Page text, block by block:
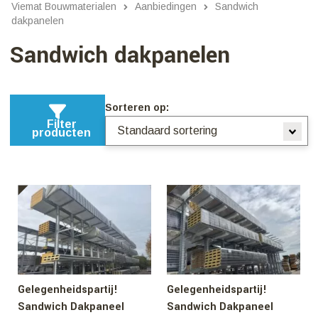
Viemat Bouwmaterialen Aanbiedingen
Sandwich
dakpanelen
Sandwich dakpanelen
Filter
producten
Sorteren op:
Gelegenheidspartij!
Sandwich Dakpaneel
Gelegenheidspartij!
Sandwich Dakpaneel